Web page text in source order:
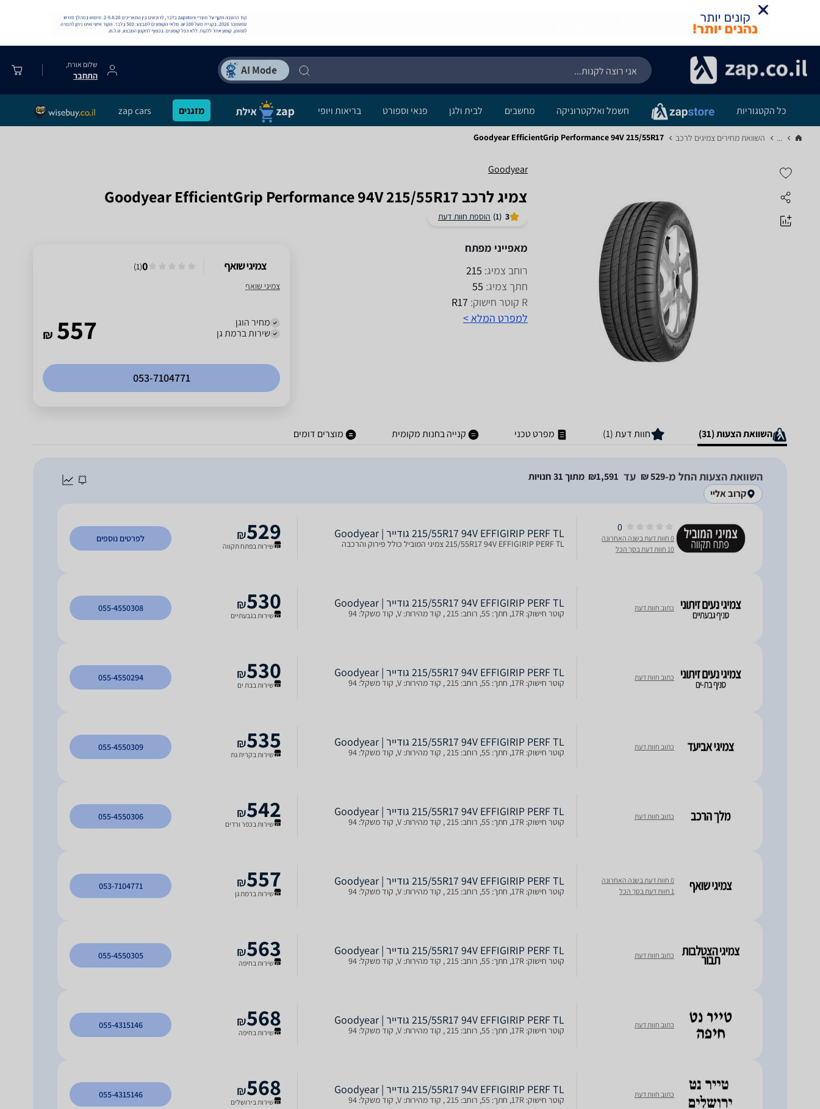
שלום אורח,
התחבר
כל הקטגוריות חשמל ואלקטרוניקה מחשבים לבית ולגן פנאי וספורט בריאות ויופי מזגנים zap cars
... השוואת מחירים צמיגים לרכב‏ Goodyear EfficientGrip Performance 94V 215/55R17
Goodyear
צמיג לרכב Goodyear EfficientGrip Performance 94V 215/55R17
3
(1) הוספת חוות דעת
מאפייני מפתח
רוחב צמיג: 215
חתך צמיג: 55
R קוטר חישוק:
R17
למפרט המלא >
0
(
1
)
צמיגי שואף
מחיר הוגן
שירות ברמת גן ₪ 557
053-7104771
השוואת הצעות (31) חוות דעת (1) מפרט טכני קנייה בחנות מקומית מוצרים דומים
השוואת הצעות החל מ-529‏ ₪ עד 1,591‏₪
מתוך 31 חנויות
קרוב אליי
0
0 חוות דעת בשנה האחרונה
10 חוות דעת בסך הכל
215/55R17 94V EFFIGIRIP PERF TL גודייר | Goodyear
215/55R17 94V EFFIGIRIP PERF TL צמיגי המוביל כולל פירוק והרכבה 529
₪
שירות בפתח תקווה
לפרטים נוספים
כתוב חוות דעת 215/55R17 94V EFFIGIRIP PERF TL גודייר | Goodyear
קוטר חישוק: 17R, חתך: 55, רוחב: 215 , קוד מהירות: V, קוד משקל: 94 530
₪
שירות בגבעתיים
055-4550308
כתוב חוות דעת 215/55R17 94V EFFIGIRIP PERF TL גודייר | Goodyear
קוטר חישוק: 17R, חתך: 55, רוחב: 215 , קוד מהירות: V, קוד משקל: 94 530
₪
שירות בבת ים
055-4550294
כתוב חוות דעת 215/55R17 94V EFFIGIRIP PERF TL גודייר | Goodyear
קוטר חישוק: 17R, חתך: 55, רוחב: 215 , קוד מהירות: V, קוד משקל: 94 535
₪
שירות בקרית גת
055-4550309
כתוב חוות דעת 215/55R17 94V EFFIGIRIP PERF TL גודייר | Goodyear
קוטר חישוק: 17R, חתך: 55, רוחב: 215 , קוד מהירות: V, קוד משקל: 94 542
₪
שירות בכפר ורדים
055-4550306
0 חוות דעת בשנה האחרונה
1 חוות דעת בסך הכל
215/55R17 94V EFFIGIRIP PERF TL גודייר | Goodyear
קוטר חישוק: 17R, חתך: 55, רוחב: 215 , קוד מהירות: V, קוד משקל: 94 557
₪
שירות ברמת גן
053-7104771
כתוב חוות דעת 215/55R17 94V EFFIGIRIP PERF TL גודייר | Goodyear
קוטר חישוק: 17R, חתך: 55, רוחב: 215 , קוד מהירות: V, קוד משקל: 94 563
₪
שירות בחיפה
055-4550305
כתוב חוות דעת 215/55R17 94V EFFIGIRIP PERF TL גודייר | Goodyear
קוטר חישוק: 17R, חתך: 55, רוחב: 215 , קוד מהירות: V, קוד משקל: 94 568
₪
שירות בחיפה
055-4315146
כתוב חוות דעת 215/55R17 94V EFFIGIRIP PERF TL גודייר | Goodyear
קוטר חישוק: 17R, חתך: 55, רוחב: 215 , קוד מהירות: V, קוד משקל: 94 568
₪
שירות בירושלים
055-4315146